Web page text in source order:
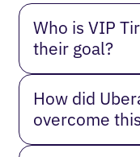
Who is VIP
their goal?
How did
overcome